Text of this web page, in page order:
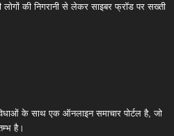
लोगों की निगरानी से लेकर साइबर फ्रॉड पर सख्ती
के साथ एक ऑनलाइन समाचार पोर्टल है, जो
है।